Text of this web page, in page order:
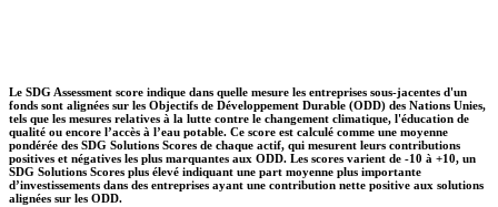
Le SDG Assessment score indique dans quelle mesure les entreprises sous-jacentes d'un
fonds sont alignées sur les Objectifs de Développement Durable (ODD) des Nations Unies,
tels que les mesures relatives à la lutte contre le changement climatique, l'éducation de
qualité ou encore l’accès à l’eau potable. Ce score est calculé comme une moyenne
pondérée des SDG Solutions Scores de chaque actif, qui mesurent leurs contributions
positives et négatives les plus marquantes aux ODD. Les scores varient de -10 à +10, un
SDG Solutions Scores plus élevé indiquant une part moyenne plus importante
d’investissements dans des entreprises ayant une contribution nette positive aux solutions
alignées sur les ODD.